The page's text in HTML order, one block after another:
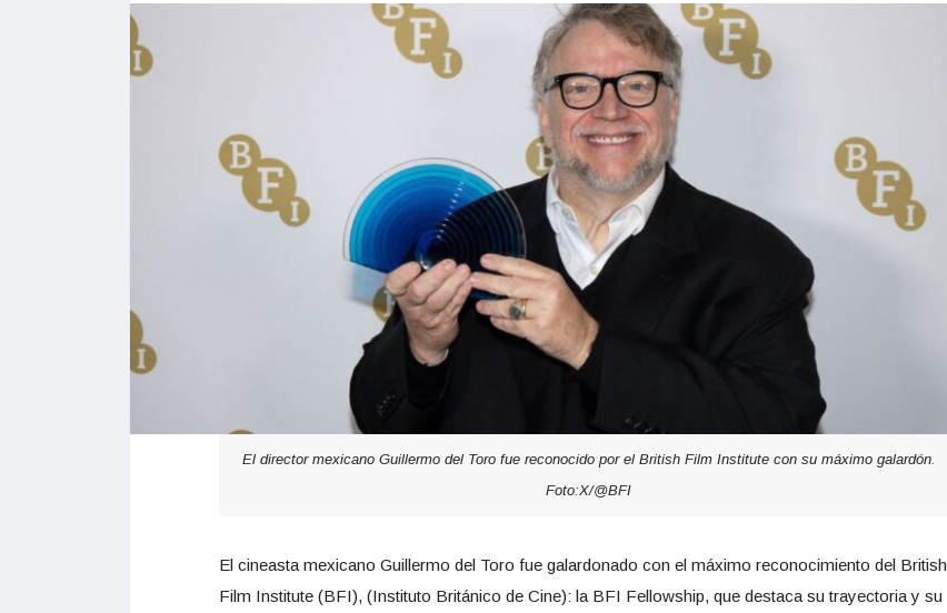
El director mexicano Guillermo del Toro fue reconocido por el British Film Institute con su máximo galardón.
Foto:X/@BFI
El cineasta mexicano Guillermo del Toro fue galardonado con el máximo reconocimiento del British
Film Institute (BFI), (Instituto Británico de Cine): la BFI Fellowship, que destaca su trayectoria y su